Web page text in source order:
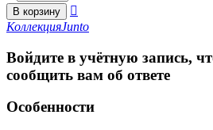
В корзину

КоллекцияJunto
Войдите в учётную запись,
сообщить вам об ответе
Особенности